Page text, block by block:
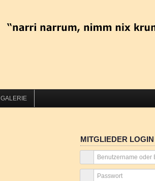
GALERIE
MITGLIEDER LOGIN